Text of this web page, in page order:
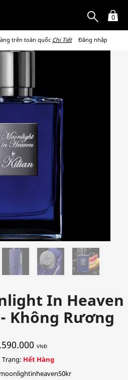
0
trên toàn quốc Chi Tiết Đăng nhập
In Heaven
Không Rương
VNĐ
Trạng: Hết Hàng